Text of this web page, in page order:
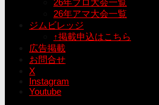
26年プロ大会一覧
26年アマ大会一覧
ジムビレッジ
↑掲載申込はこちら
広告掲載
お問合せ
X
Instagram
Youtube